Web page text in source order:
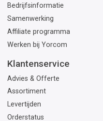
Bedrijfsinformatie
Samenwerking
Affiliate programma
Werken bij Yorcom
Klantenservice
Advies & Offerte
Assortiment
Levertijden
Orderstatus